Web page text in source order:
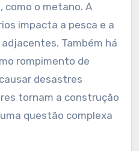
o metano. A
impacta a pesca e a
Também há
rompimento de
desastres
tornam a construção
questão complexa